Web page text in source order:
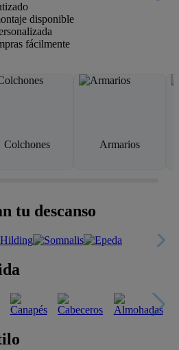
disponible
fácilmente
Colchones Armarios
tu descanso